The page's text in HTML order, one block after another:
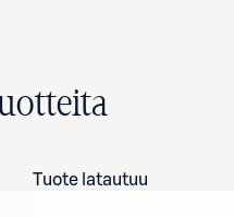
Tuote latautuu